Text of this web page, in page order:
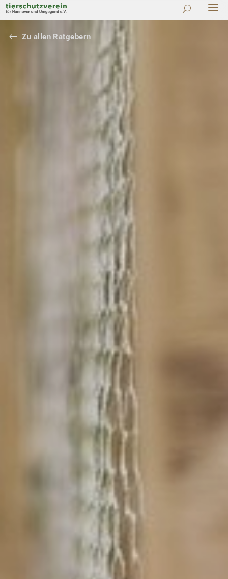
# Zu allen Ratgebern